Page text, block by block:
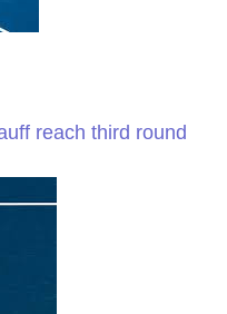
reach third round